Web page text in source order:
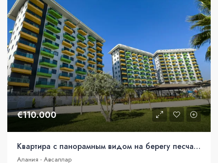
€110.000
Квартира с панорамным видом на берегу песчаного пляжа Средиземного моря!
Алания - Авсаллар